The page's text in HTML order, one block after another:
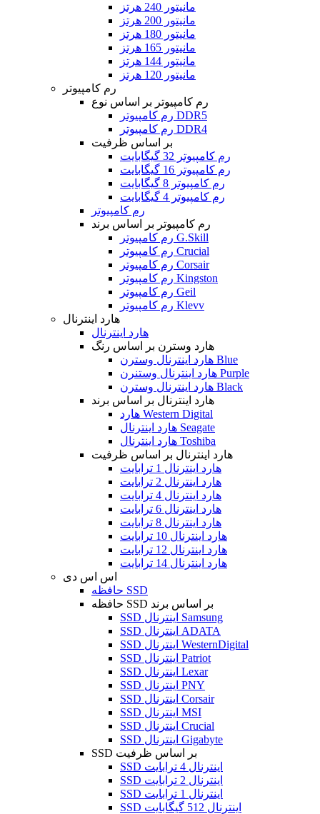
مانیتور 240 هرتز
مانیتور 200 هرتز
مانیتور 180 هرتز
مانیتور 165 هرتز
مانیتور 144 هرتز
مانیتور 120 هرتز
رم کامپیوتر
رم کامپیوتر بر اساس نوع
رم کامپیوتر DDR5
رم کامپیوتر DDR4
بر اساس ظرفیت
رم کامپیوتر 32 گیگابایت
رم کامپیوتر 16 گیگابایت
رم کامپیوتر 8 گیگابایت
رم کامپیوتر 4 گیگابایت
رم کامپیوتر
رم کامپیوتر بر اساس برند
رم کامپیوتر G.Skill
رم کامپیوتر Crucial
رم کامپیوتر Corsair
رم کامپیوتر Kingston
رم کامپیوتر Geil
رم کامپیوتر Klevv
هارد اینترنال
هارد اینترنال
هارد وسترن بر اساس رنگ
هارد اینترنال وسترن Blue
هارد اینترنال وستنرن Purple
هارد اینترنال وسترن Black
هارد اینترنال بر اساس برند
هارد Western Digital
هارد اینترنال Seagate
هارد اینترنال Toshiba
هارد اینترنال بر اساس ظرفیت
هارد اینترنال 1 ترابایت
هارد اینترنال 2 ترابایت
هارد اینترنال 4 ترابایت
هارد اینترنال 6 ترابایت
هارد اینترنال 8 ترابایت
هارد اینترنال 10 ترابایت
هارد اینترنال 12 ترابایت
هارد اینترنال 14 ترابایت
اس اس دی
حافظه SSD
حافظه SSD بر اساس برند
SSD اینترنال Samsung
SSD اینترنال ADATA
SSD اینترنال WesternDigital
SSD اینترنال Patriot
SSD اینترنال Lexar
SSD اینترنال PNY
SSD اینترنال Corsair
SSD اینترنال MSI
SSD اینترنال Crucial
SSD اینترنال Gigabyte
SSD بر اساس ظرفیت
SSD اینترنال 4 ترابایت
SSD اینترنال 2 ترابایت
SSD اینترنال 1 ترابایت
SSD اینترنال 512 گیگابایت